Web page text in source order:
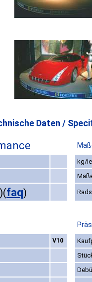
Daten /
kg/
(faq)
V10